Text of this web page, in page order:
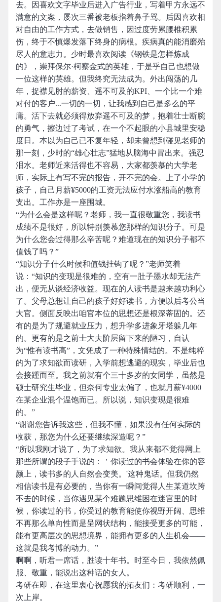
去。因喜欢文字毕业后进入广告行业，写着甲方永远不
满意的文案，屡次三番被老板指着鼻子骂。后因喜欢相
对自由的工作方式，去做销售，因过度劳累腰椎积累
伤，终于不慎爆发落下终身的病根。疾病真的能消磨殆
尽人的意志力。少时最喜欢阅读《钢铁是怎样炼成
的》，崇拜保尔·柯察金式的英雄，于是乎自己也想做
一位这样的英雄。但我终究无法成为。外出闯荡的几
年，捉襟见肘的薪资、遥不可及的KPI、一个比一个难
对付的客户...一切的一切，让我感到自己是多么的平
庸。活下去就必须得放弃遥不可及的梦，抱着壮士断腕
的勇气，擦边过了考试，在一个不起眼的小县城里安稳
度日。本以为自己已不复年轻，却未曾想到碰见老师的
那一刻，少时的“雄心壮志”猛地从脑海中冒出来。强忍
泪水。老师近来活得也不容易，大家都羡慕的大学老
师，实际上有写不完的报告，开不完的会。上了小学的
孩子，自己月薪¥5000的工资无法应付水涨船高的教育
支出。工作亦是一座围城。
“为什么会是这样呢？老师，我一直很敬重您，我读书
成绩不是很好，所以特别羡慕您那样的知识分子。可是
为什么您会过得那么辛苦呢？难道现在的知识分子都不
值钱了吗？”
“知识分子什么时候和值钱挂钩了呢？”老师笑着
说：“知识的变现是很难的，空有一肚子墨水却无法产
出，便无从谈经济收益。现在的人读书是越来越功利心
了。父母总想让自己的孩子好好读书，方便以后考公当
大官。侧面反映出咱官本位的思想还是根深蒂固的。还
有的是为了规避就业压力，想升学多进象牙塔躲几年
的。更有的是之前士大夫阶层留下来的陋习，自认
为“惟有读书高”，文凭成了一种特殊情结的。不是纯粹
的为了求知欲而读研，入学前想逃避的现实，毕业后也
会接踵而至。我之前就有个三十多岁的女同学，虽然是
硕士研究生毕业，但奈何专业太偏了，也就月薪¥4000
在某企业混个温饱而已。所以说，知识变现是很难
的。”
“谢谢您告诉我这些，但我不懂，如果没有任何实际的
收获，那您为什么还要继续深造呢？”
“所以我刚才说了，为了求知欲。我从来都不觉得网上
那些所谓的段子手说的：＇你读过的书会体验在你的容
颜上，读书多的人自然会变美。'这种鬼话。但我仍然
相信读书是有必要的，当你有一瞬间觉得人生某道坎跨
不去的时候，当你遇见某个难题思维困在迷宫里的时
候，你读过的书，你受过的教育能使你视野开阔、思维
不再那么单向性而是呈网状结构，能接受更多的可能，
能有更高层次的思想境界，能拥有更多的人生机会——
这就是我考博的动力。”
啊啊，听君一席话，胜读十年书。时至今日，我依然佩
服、敬重，能说出这种话的女人。
考研在即，在这里衷心祝愿我的拓友们：考研顺利，一
次上岸。